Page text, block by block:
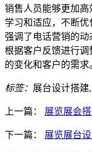
销售人员能够更加
学习和适应，不断
强调了电话营销的
根据客户反馈进行
的变化和客户的需求
标签： 展台设计搭建
上一篇： 展览展会
下一篇： 展览展台